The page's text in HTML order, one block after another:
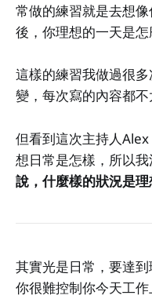
常做的練習就是去想
後，你理想的一天是怎
這樣的練習我做過很
變，每次寫的內容都不
但看到這次主持人
想日常是怎樣，所以我
說，什麼樣的狀況是
其實光是日常，要達
你很難控制你今天工